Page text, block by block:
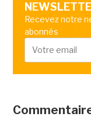
Recevez notre
abonnés